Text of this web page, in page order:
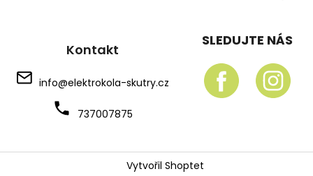
Kontakt
info@elektrokola-skutry.cz
737007875
SLEDUJTE NÁS
Vytvořil Shoptet